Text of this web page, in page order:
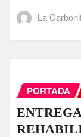
La
PORTADA